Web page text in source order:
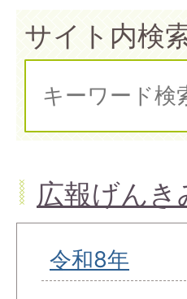
サイト内検
広報げんき
令和8年